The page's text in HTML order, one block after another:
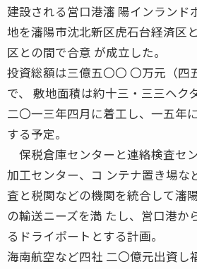
建設される営口港瀋 陽インランド
地を瀋陽市沈北新区虎石台経済区
区との間で合意 が成立した。
投資総額は三億五〇〇 〇万元（四
で、 敷地面積は約十三・三三ヘク
二〇一三年四月に着工し、一五年
する予定。
保税倉庫センターと連絡検査セ
加工センター、コ ンテナ置き場な
査と税関などの機関を統合して瀋
の輸送ニーズを満 たし、営口港か
るドライポートとする計画。
海南航空など四社 二〇億元出資